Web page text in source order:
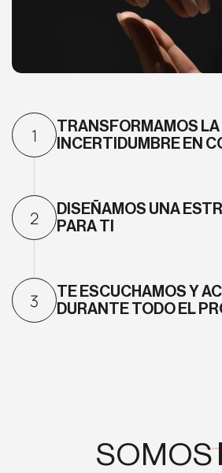
1
TRANSFORMAMOS LA
INCERTIDUMBRE EN
2
DISEÑAMOS UNA
PARA TI
3
TE ESCUCHAMOS Y
DURANTE TODO EL
SOMOS